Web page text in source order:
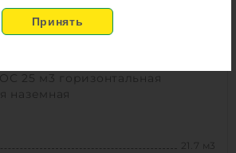
25 м3 горизонтальная
наземная
21.7 м3